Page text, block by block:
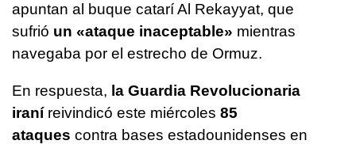
apuntan al buque catarí Al Rekayyat, que
sufrió un «ataque inaceptable» mientras
navegaba por el estrecho de Ormuz.
En respuesta, la Guardia Revolucionaria
iraníreivindicó este miércoles 85
ataques contra bases estadounidenses en